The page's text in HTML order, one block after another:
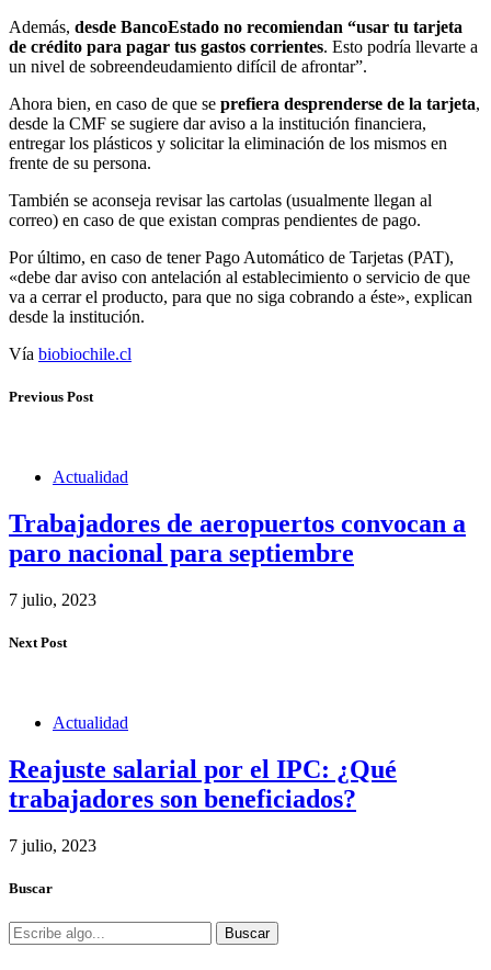
Además, desde BancoEstado no recomiendan “usar tu tarjeta
de crédito para pagar tus gastos corrientes. Esto podría llevarte a
un nivel de sobreendeudamiento difícil de afrontar”.
Ahora bien, en caso de que se prefiera desprenderse de la tarjeta,
desde la CMF se sugiere dar aviso a la institución financiera,
entregar los plásticos y solicitar la eliminación de los mismos en
frente de su persona.
También se aconseja revisar las cartolas (usualmente llegan al
correo) en caso de que existan compras pendientes de pago.
Por último, en caso de tener Pago Automático de Tarjetas (PAT),
«debe dar aviso con antelación al establecimiento o servicio de que
va a cerrar el producto, para que no siga cobrando a éste», explican
desde la institución.
Vía biobiochile.cl
Previous Post
Actualidad
Trabajadores de aeropuertos convocan a
paro nacional para septiembre
7 julio, 2023
Next Post
Actualidad
Reajuste salarial por el IPC: ¿Qué
trabajadores son beneficiados?
7 julio, 2023
Buscar
Buscar